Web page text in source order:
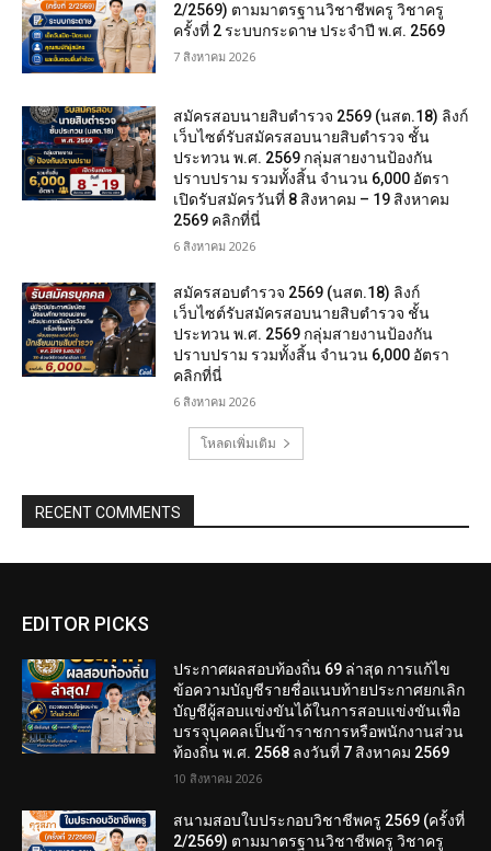
2/2569) ตามมาตรฐานวิชาชีพครู วิชาครู
ครั้งที่ 2 ระบบกระดาษ ประจำปี พ.ศ. 2569
7 สิงหาคม 2026
สมัครสอบนายสิบตำรวจ 2569 (นสต.18) ลิงก์
เว็บไซต์รับสมัครสอบนายสิบตำรวจ ชั้น
ประทวน พ.ศ. 2569 กลุ่มสายงานป้องกัน
ปราบปราม รวมทั้งสิ้น จำนวน 6,000 อัตรา
เปิดรับสมัครวันที่ 8 สิงหาคม – 19 สิงหาคม
2569 คลิกที่นี่
6 สิงหาคม 2026
สมัครสอบตํารวจ 2569 (นสต.18) ลิงก์
เว็บไซต์รับสมัครสอบนายสิบตำรวจ ชั้น
ประทวน พ.ศ. 2569 กลุ่มสายงานป้องกัน
ปราบปราม รวมทั้งสิ้น จำนวน 6,000 อัตรา
คลิกที่นี่
6 สิงหาคม 2026
โหลดเพิ่มเติม
RECENT COMMENTS
EDITOR PICKS
ประกาศผลสอบท้องถิ่น 69 ล่าสุด การแก้ไข
ข้อความบัญชีรายชื่อแนบท้ายประกาศยกเลิก
บัญชีผู้สอบแข่งขันได้ในการสอบแข่งขันเพื่อ
บรรจุบุคคลเป็นข้าราชการหรือพนักงานส่วน
ท้องถิ่น พ.ศ. 2568 ลงวันที่ 7 สิงหาคม 2569
10 สิงหาคม 2026
สนามสอบใบประกอบวิชาชีพครู 2569 (ครั้งที่
2/2569) ตามมาตรฐานวิชาชีพครู วิชาครู